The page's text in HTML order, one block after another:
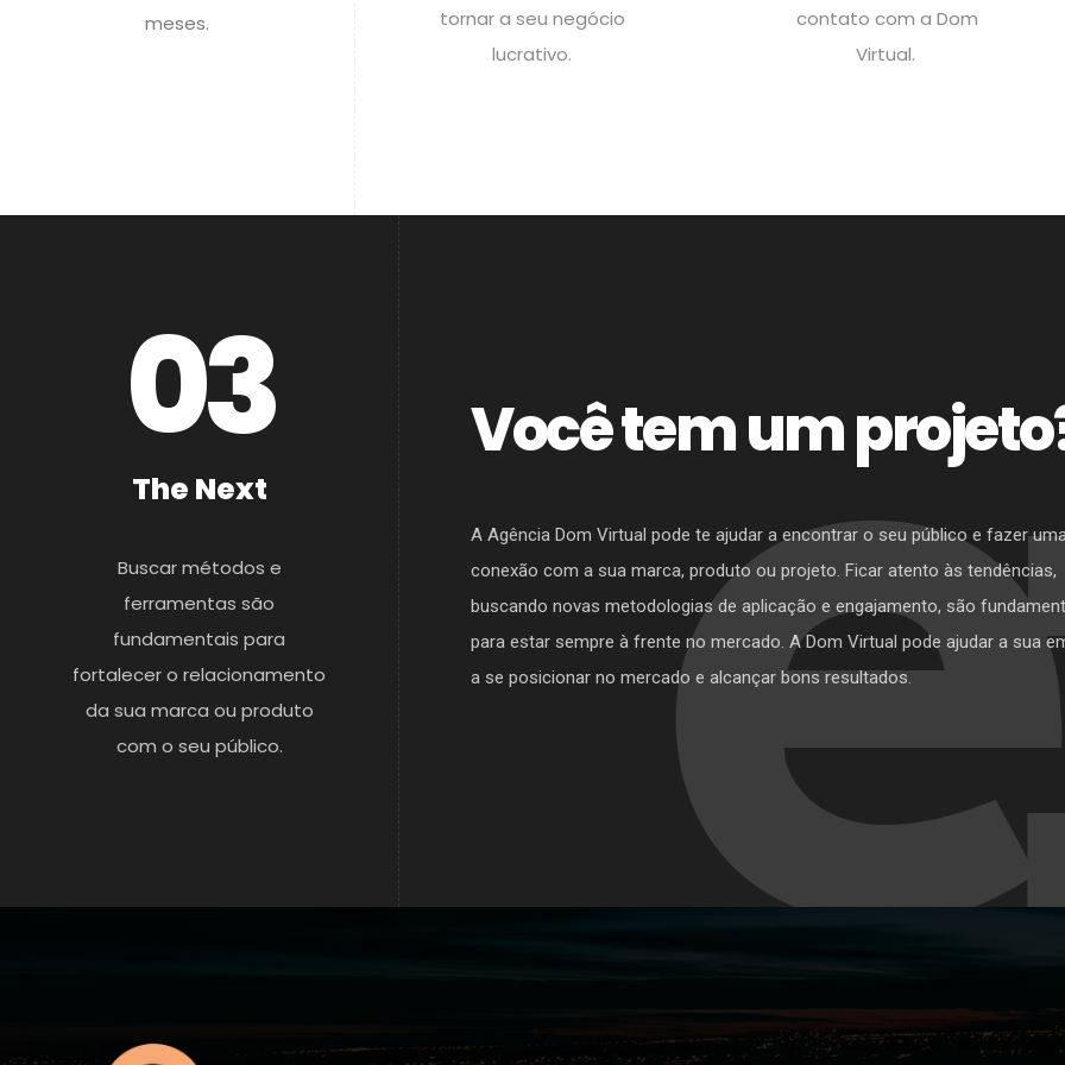
meses.
tornar a seu negócio
lucrativo.
contato com a Dom
Virtual.
The Next
03
Buscar métodos e
ferramentas são
fundamentais para
fortalecer o relacionamento
da sua marca ou produto
com o seu público.
Você tem um
A Agência Dom Virtual pode te ajudar a encontrar o seu público e fazer
conexão com a sua marca, produto ou projeto. Ficar atento às tendências,
buscando novas metodologias de aplicação e engajamento, são
para estar sempre à frente no mercado. A Dom Virtual pode ajudar a sua
a se posicionar no mercado e alcançar bons resultados.